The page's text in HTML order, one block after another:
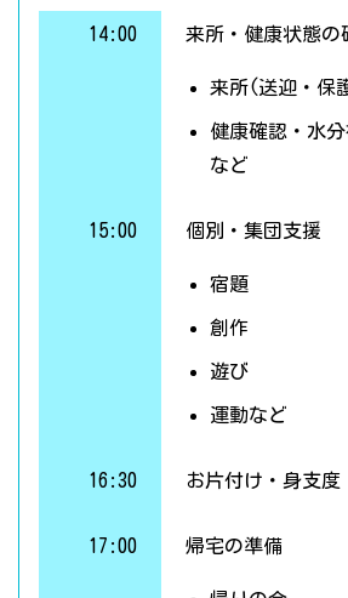
14:00 来所・健康状態の
来所(送迎・保
健康確認・水
など
15:00 個別・集団支援
宿題
創作
遊び
運動など
16:30 お片付け・身支度
17:00 帰宅の準備